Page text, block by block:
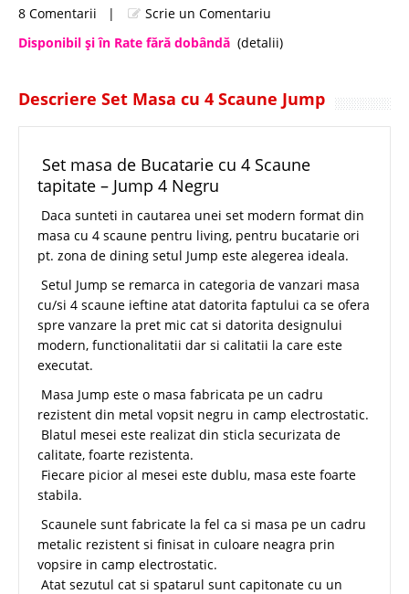
8 Comentarii |
Scrie un Comentariu
Disponibil şi în Rate fără dobândă (detalii)
Descriere Set Masa cu 4 Scaune Jump
Set masa de Bucatarie cu 4 Scaune
tapitate – Jump 4 Negru
Daca sunteti in cautarea unei set modern format din
masa cu 4 scaune pentru living, pentru bucatarie ori
pt. zona de dining setul Jump este alegerea ideala.
Setul Jump se remarca in categoria de vanzari masa
cu/si 4 scaune ieftine atat datorita faptului ca se ofera
spre vanzare la pret mic cat si datorita designului
modern, functionalitatii dar si calitatii la care este
executat.
Masa Jump este o masa fabricata pe un cadru
rezistent din metal vopsit negru in camp electrostatic.
Blatul mesei este realizat din sticla securizata de
calitate, foarte rezistenta.
Fiecare picior al mesei este dublu, masa este foarte
stabila.
Scaunele sunt fabricate la fel ca si masa pe un cadru
metalic rezistent si finisat in culoare neagra prin
vopsire in camp electrostatic.
Atat sezutul cat si spatarul sunt capitonate cu un